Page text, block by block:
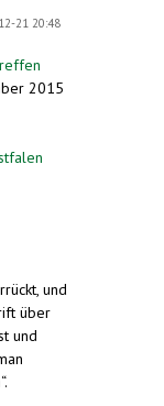
21 20:48
2015
und
über
und